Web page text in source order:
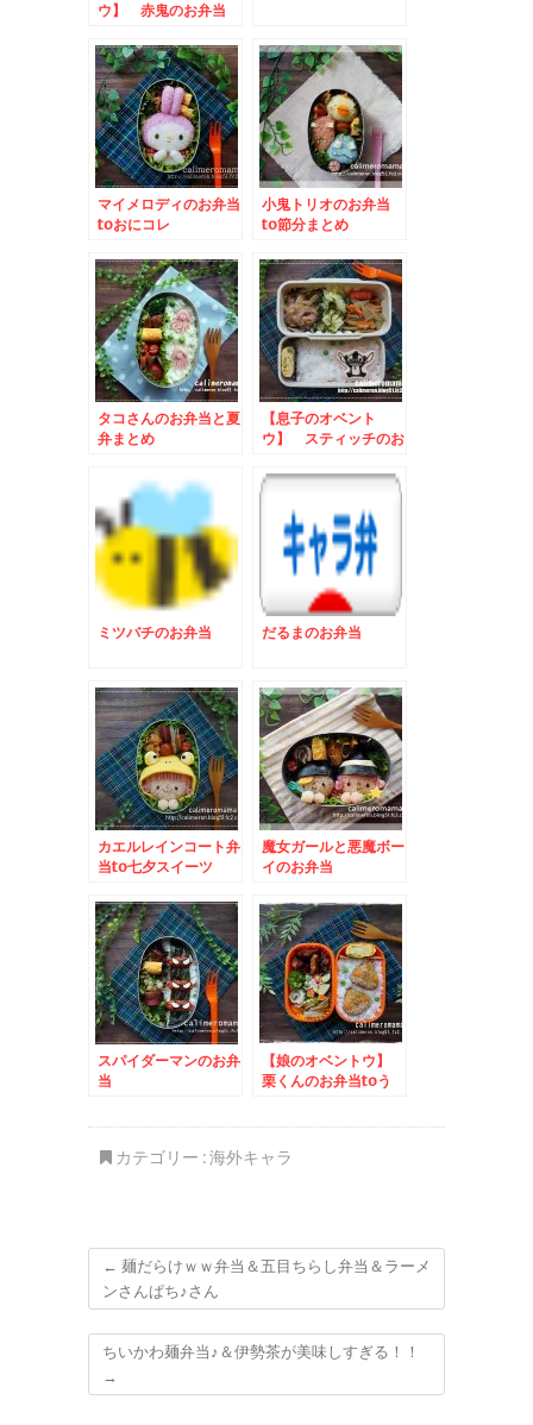
ウ】 赤鬼のお弁当
マイメロディのお弁当
toおにコレ
小鬼トリオのお弁当
to節分まとめ
タコさんのお弁当と夏
弁まとめ
【息子のオベント
ウ】 スティッチのお
ミツバチのお弁当 だるまのお弁当
カエルレインコート弁
当to七夕スイーツ
魔女ガールと悪魔ボー
イのお弁当
スパイダーマンのお弁
当
【娘のオベントウ】
栗くんのお弁当toう
カテゴリー :海外キャラ
← 麺だらけｗｗ弁当＆五目ちらし弁当＆ラーメ
ンさんぱち♪さん
ちいかわ麺弁当♪＆伊勢茶が美味しすぎる！！
→